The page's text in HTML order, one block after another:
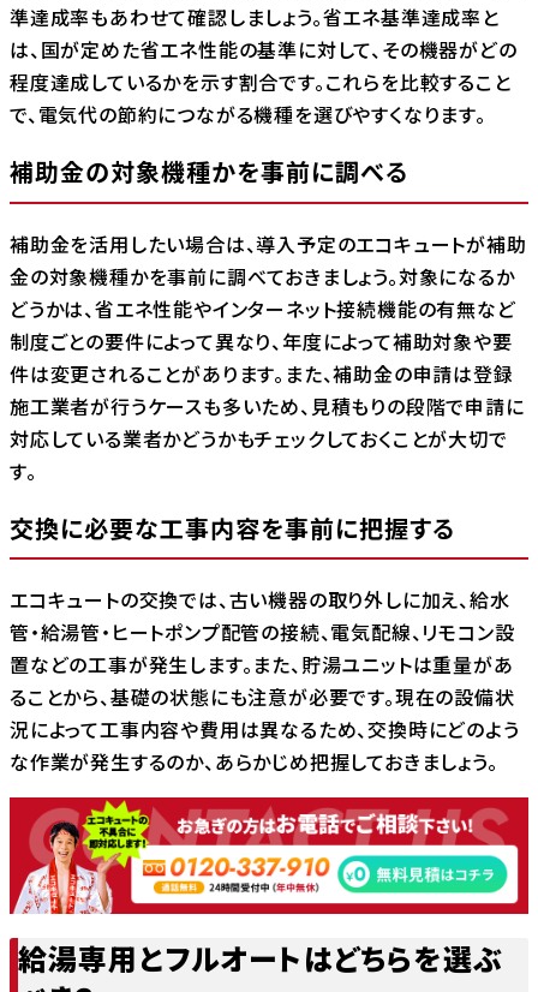
準達成率もあわせて確認しましょう。省エネ基準達成率と
は、国が定めた省エネ性能の基準に対して、その機器がどの
程度達成しているかを示す割合です。これらを比較すること
で、電気代の節約につながる機種を選びやすくなります。
補助金の対象機種かを事前に調べる
補助金を活用したい場合は、導入予定のエコキュートが補助
金の対象機種かを事前に調べておきましょう。対象になるか
どうかは、省エネ性能やインターネット接続機能の有無など
制度ごとの要件によって異なり、年度によって補助対象や要
件は変更されることがあります。また、補助金の申請は登録
施工業者が行うケースも多いため、見積もりの段階で申請に
対応している業者かどうかもチェックしておくことが大切で
す。
交換に必要な工事内容を事前に把握する
エコキュートの交換では、古い機器の取り外しに加え、給水
管・給湯管・ヒートポンプ配管の接続、電気配線、リモコン設
置などの工事が発生します。また、貯湯ユニットは重量があ
ることから、基礎の状態にも注意が必要です。現在の設備状
況によって工事内容や費用は異なるため、交換時にどのよう
な作業が発生するのか、あらかじめ把握しておきましょう。
給湯専用とフルオートはどちらを選ぶ